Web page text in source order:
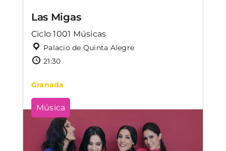
Las Migas
Ciclo 1001 Músicas
Palacio de Quinta Alegre
21:30
Granada
Música